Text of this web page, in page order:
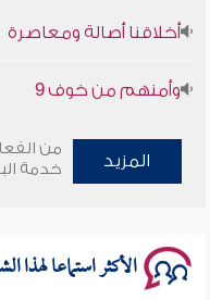
المزيد
من
خدمة
الأكثر استماعا لهذا